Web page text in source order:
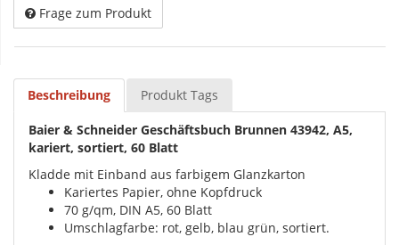
Frage zum Produkt
Beschreibung Produkt Tags
Baier & Schneider Geschäftsbuch Brunnen 43942, A5,
kariert, sortiert, 60 Blatt
Kladde mit Einband aus farbigem Glanzkarton
Kariertes Papier, ohne Kopfdruck
70 g/qm, DIN A5, 60 Blatt
Umschlagfarbe: rot, gelb, blau grün, sortiert.